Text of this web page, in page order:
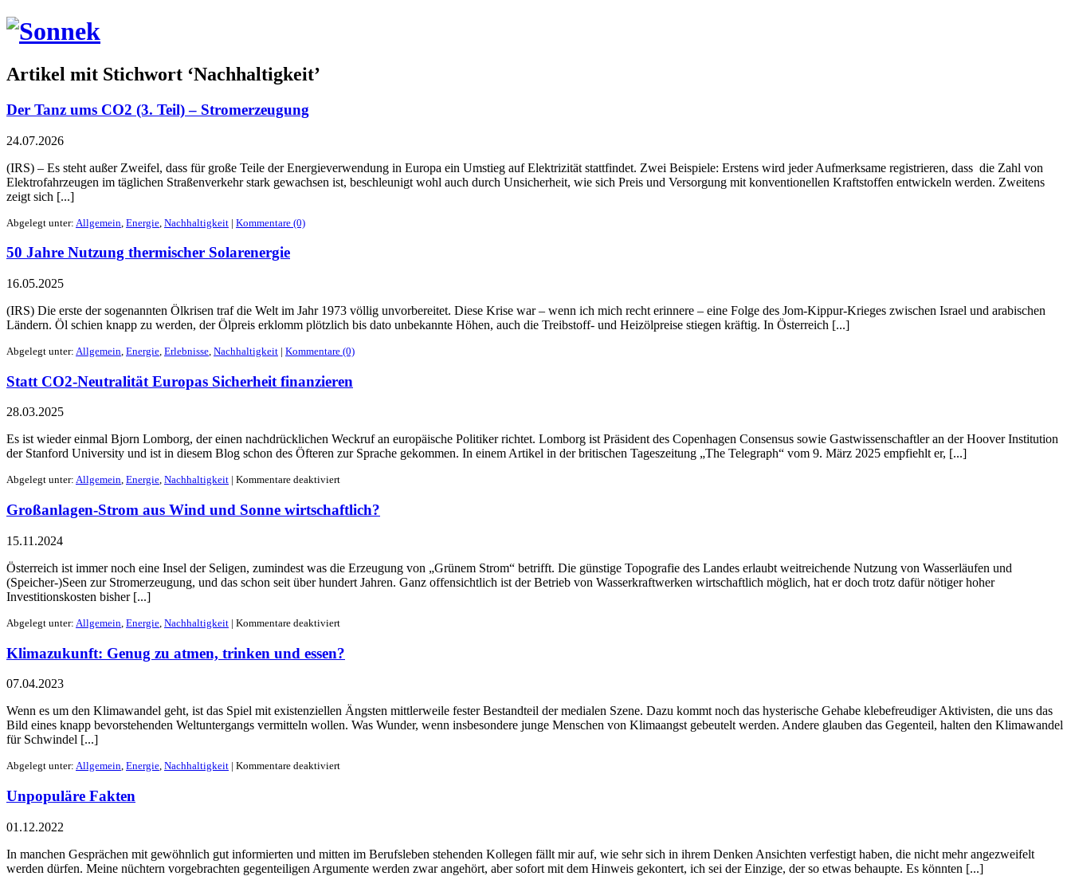
Artikel mit Stichwort ‘Nachhaltigkeit’
Der Tanz ums CO2 (3. Teil) – Stromerzeugung
24.07.2026
(IRS) – Es steht außer Zweifel, dass für große Teile der Energieverwendung in Europa ein Umstieg auf Elektrizität stattfindet. Zwei Beispiele: Erstens wird jeder Aufmerksame registrieren, dass die Zahl von
Elektrofahrzeugen im täglichen Straßenverkehr stark gewachsen ist, beschleunigt wohl auch durch Unsicherheit, wie sich Preis und Versorgung mit konventionellen Kraftstoffen entwickeln werden. Zweitens
zeigt sich [...]
Abgelegt unter: Allgemein Energie Nachhaltigkeit | Kommentare (0)
50 Jahre Nutzung thermischer Solarenergie
16.05.2025
(IRS) Die erste der sogenannten Ölkrisen traf die Welt im Jahr 1973 völlig unvorbereitet. Diese Krise war – wenn ich mich recht erinnere – eine Folge des Jom-Kippur-Krieges zwischen Israel und arabischen
Ländern. Öl schien knapp zu werden, der Ölpreis erklomm plötzlich bis dato unbekannte Höhen, auch die Treibstoff- und Heizölpreise stiegen kräftig. In Österreich [...]
Abgelegt unter: Allgemein Energie Erlebnisse Nachhaltigkeit | Kommentare (0)
Statt CO2-Neutralität Europas Sicherheit finanzieren
28.03.2025
Es ist wieder einmal Bjorn Lomborg, der einen nachdrücklichen Weckruf an europäische Politiker richtet. Lomborg ist Präsident des Copenhagen Consensus sowie Gastwissenschaftler an der Hoover Institution
der Stanford University und ist in diesem Blog schon des Öfteren zur Sprache gekommen. In einem Artikel in der britischen Tageszeitung „The Telegraph“ vom 9. März 2025 empfiehlt er, [...]
Abgelegt unter: Allgemein, Energie, Nachhaltigkeit | Kommentare deaktiviert
Großanlagen-Strom aus Wind und Sonne wirtschaftlich?
15.11.2024
Österreich ist immer noch eine Insel der Seligen, zumindest was die Erzeugung von „Grünem Strom“ betrifft. Die günstige Topografie des Landes erlaubt weitreichende Nutzung von Wasserläufen und
(Speicher-)Seen zur Stromerzeugung, und das schon seit über hundert Jahren. Ganz offensichtlich ist der Betrieb von Wasserkraftwerken wirtschaftlich möglich, hat er doch trotz dafür nötiger hoher
Investitionskosten bisher [...]
Abgelegt unter: Allgemein Energie Nachhaltigkeit | Kommentare deaktiviert
Klimazukunft: Genug zu atmen, trinken und essen?
07.04.2023
Wenn es um den Klimawandel geht, ist das Spiel mit existenziellen Ängsten mittlerweile fester Bestandteil der medialen Szene. Dazu kommt noch das hysterische Gehabe klebefreudiger Aktivisten, die uns das
Bild eines knapp bevorstehenden Weltuntergangs vermitteln wollen. Was Wunder, wenn insbesondere junge Menschen von Klimaangst gebeutelt werden. Andere glauben das Gegenteil, halten den Klimawandel
für Schwindel [...]
Abgelegt unter: Allgemein, Energie, Nachhaltigkeit | Kommentare deaktiviert
Unpopuläre Fakten
01.12.2022
In manchen Gesprächen mit gewöhnlich gut informierten und mitten im Berufsleben stehenden Kollegen fällt mir auf, wie sehr sich in ihrem Denken Ansichten verfestigt haben, die nicht mehr angezweifelt
werden dürfen. Meine nüchtern vorgebrachten gegenteiligen Argumente werden zwar angehört, aber sofort mit dem Hinweis gekontert, ich sei der Einzige, der so etwas behaupte. Es könnten [...]